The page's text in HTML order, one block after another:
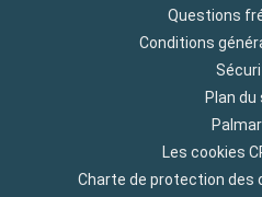
Questions
Conditions
Plan du
Les cookies
Charte de protection des